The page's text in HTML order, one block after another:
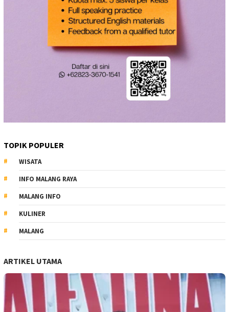
TOPIK POPULER
WISATA
INFO MALANG RAYA
MALANG INFO
KULINER
MALANG
ARTIKEL UTAMA